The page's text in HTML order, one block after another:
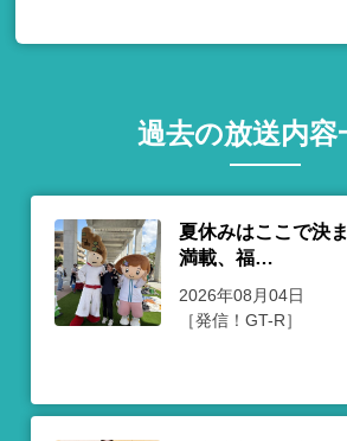
過去の放送内容
夏休みはここで決
満載、福…
2026年08月04日
［発信！GT-R］